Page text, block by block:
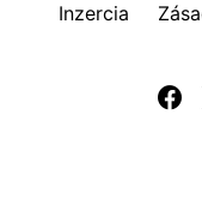
Inzercia